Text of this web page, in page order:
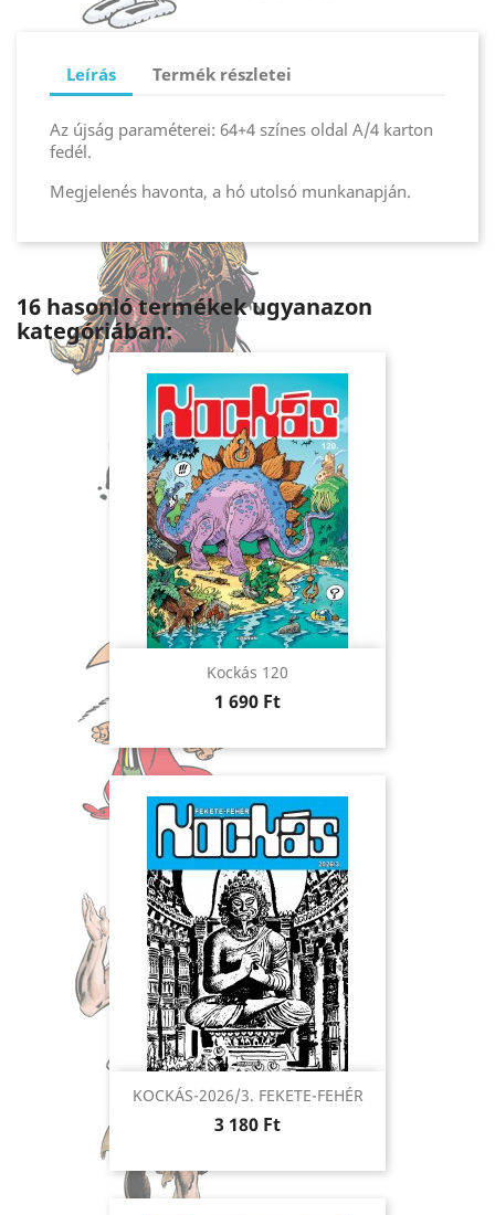
Leírás Termék részletei
Az újság paraméterei: 64+4 színes oldal A/4 karton
fedél.
Megjelenés havonta, a hó utolsó munkanapján.
16 hasonló termékek ugyanazon
kategóriában:
Kockás 120
Ár
1 690 Ft
KOCKÁS-2026/3. FEKETE-FEHÉR
Ár
3 180 Ft